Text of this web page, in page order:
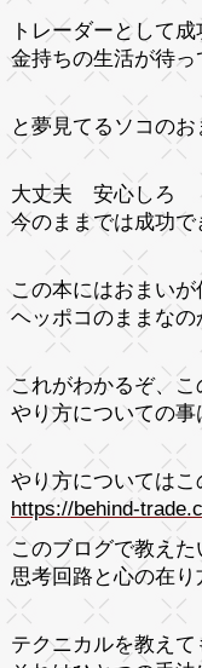
トレーダーとして
金持ちの生活が待
と夢見てるソコのお
大丈夫 安心しろ
今のままでは成功
この本にはおまい
ヘッポコのままなの
これがわかるぞ、
やり方についての事
やり方についてはこ
https://behind-
このブログで教え
思考回路と心の在り
テクニカルを教え